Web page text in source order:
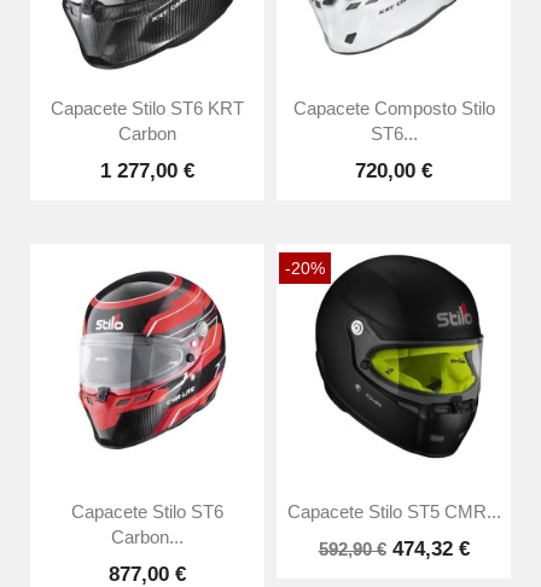
Capacete Stilo ST6 KRT
Carbon
1 277,00 €
Capacete Composto Stilo
ST6...
720,00 €
Capacete Stilo ST6
Carbon...
877,00 €
-20%
Capacete Stilo ST5 CMR...
592,90 € 474,32 €